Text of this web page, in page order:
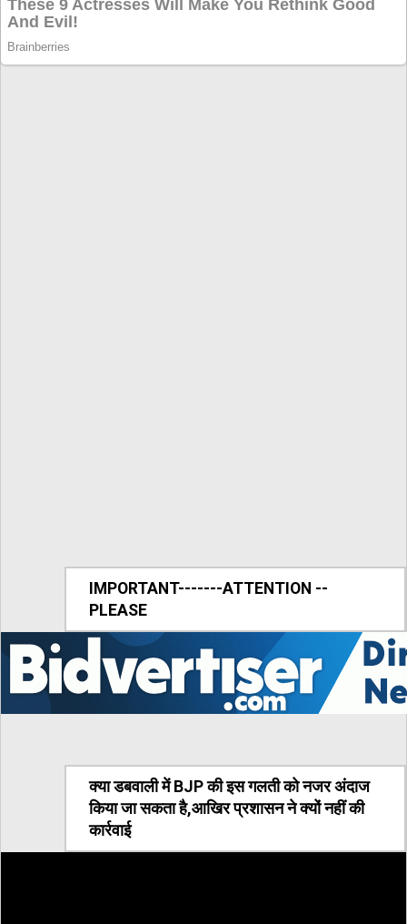
IMPORTANT-------ATTENTION --
PLEASE
क्या डबवाली में BJP की इस गलती को नजर अंदाज
किया जा सकता है,आखिर प्रशासन ने क्यों नहीं की
कार्रवाई